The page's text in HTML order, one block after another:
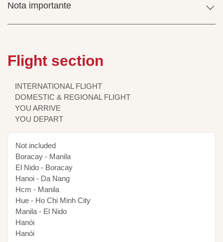
Nota importante
Flight section
INTERNATIONAL FLIGHT
DOMESTIC & REGIONAL FLIGHT
YOU ARRIVE
YOU DEPART
Not included
Boracay - Manila
El Nido - Boracay
Hanoi - Da Nang
Hcm - Manila
Hue - Ho Chi Minh City
Manila - El Nido
Hanói
Hanói